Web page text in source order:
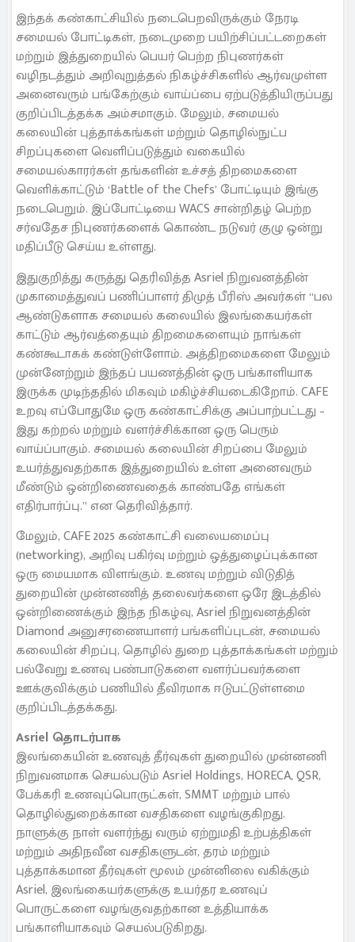
இந்தக் கண்காட்சியில் நடைபெறவிருக்கும் நேரடி
சமையல் போட்டிகள், நடைமுறை பயிற்சிப்பட்டறைகள்
மற்றும் இத்துறையில் பெயர் பெற்ற நிபுணர்கள்
வழிநடத்தும் அறிவுறுத்தல் நிகழ்ச்சிகளில் ஆர்வமுள்ள
அனைவரும் பங்கேற்கும் வாய்ப்பை ஏற்படுத்தியிருப்பது
குறிப்பிடத்தக்க அம்சமாகும். மேலும், சமையல்
கலையின் புத்தாக்கங்கள் மற்றும் தொழில்நுட்ப
சிறப்புகளை வெளிப்படுத்தும் வகையில்
சமையல்காரர்கள் தங்களின் உச்சத் திறமைகளை
வெளிக்காட்டும் ‘Battle of the Chefs’ போட்டியும் இங்கு
நடைபெறும். இப்போட்டியை WACS சான்றிதழ் பெற்ற
சர்வதேச நிபுணர்களைக் கொண்ட நடுவர் குழு ஒன்று
மதிப்பீடு செய்ய உள்ளது.
இதுகுறித்து கருத்து தெரிவித்த Asriel நிறுவனத்தின்
முகாமைத்துவப் பணிப்பாளர் திமுத் பீரிஸ் அவர்கள் “பல
ஆண்டுகளாக சமையல் கலையில் இலங்கையர்கள்
காட்டும் ஆர்வத்தையும் திறமைகளையும் நாங்கள்
கண்கூடாகக் கண்டுள்ளோம். அத்திறமைகளை மேலும்
முன்னேற்றும் இந்தப் பயணத்தின் ஒரு பங்காளியாக
இருக்க முடிந்ததில் மிகவும் மகிழ்ச்சியடைகிறோம். CAFE
உறவு எப்போதுமே ஒரு கண்காட்சிக்கு அப்பாற்பட்டது –
இது கற்றல் மற்றும் வளர்ச்சிக்கான ஒரு பெரும்
வாய்ப்பாகும். சமையல் கலையின் சிறப்பை மேலும்
உயர்த்துவதற்காக இத்துறையில் உள்ள அனைவரும்
மீண்டும் ஒன்றிணைவதைக் காண்பதே எங்கள்
எதிர்பார்ப்பு.” என தெரிவித்தார்.
மேலும், CAFE 2025 கண்காட்சி வலையமைப்பு
(networking), அறிவு பகிர்வு மற்றும் ஒத்துழைப்புக்கான
ஒரு மையமாக விளங்கும். உணவு மற்றும் விடுதித்
துறையின் முன்னணித் தலைவர்களை ஒரே இடத்தில்
ஒன்றிணைக்கும் இந்த நிகழ்வு, Asriel நிறுவனத்தின்
Diamond அனுசரணையாளர் பங்களிப்புடன், சமையல்
கலையின் சிறப்பு, தொழில் துறை புத்தாக்கங்கள் மற்றும்
பல்வேறு உணவு பண்பாடுகளை வளர்ப்பவர்களை
ஊக்குவிக்கும் பணியில் தீவிரமாக ஈடுபட்டுள்ளமை
குறிப்பிடத்தக்கது.
Asriel தொடர்பாக
இலங்கையின் உணவுத் தீர்வுகள் துறையில் முன்னணி
நிறுவனமாக செயல்படும் Asriel Holdings, HORECA, QSR,
பேக்கரி உணவுப்பொருட்கள், SMMT மற்றும் பால்
தொழில்துறைக்கான வசதிகளை வழங்குகிறது.
நாளுக்கு நாள் வளர்ந்து வரும் ஏற்றுமதி உற்பத்திகள்
மற்றும் அதிநவீன வசதிகளுடன், தரம் மற்றும்
புத்தாக்கமான தீர்வுகள் மூலம் முன்னிலை வகிக்கும்
Asriel, இலங்கையர்களுக்கு உயர்தர உணவுப்
பொருட்களை வழங்குவதற்கான உத்தியாக்க
பங்காளியாகவும் செயல்படுகிறது.